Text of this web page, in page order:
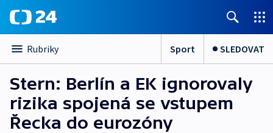
Rubriky Sport SLEDOVAT
Stern: Berlín a EK ignorovaly
rizika spojená se vstupem
Řecka do eurozóny